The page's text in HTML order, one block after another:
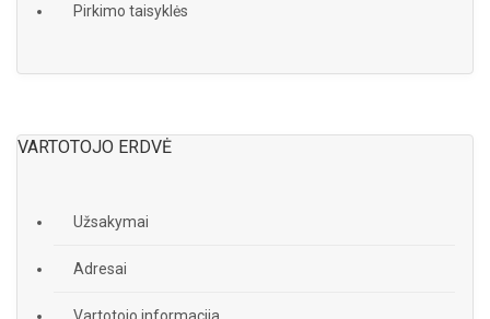
Pirkimo taisyklės
VARTOTOJO ERDVĖ
Užsakymai
Adresai
Vartotojo informacija